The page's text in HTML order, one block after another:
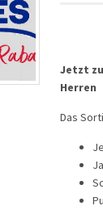
Jetzt
Herren
Das